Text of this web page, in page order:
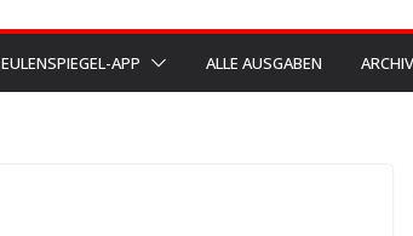
EULENSPIEGEL-APP ALLE AUSGABEN ARCHIV